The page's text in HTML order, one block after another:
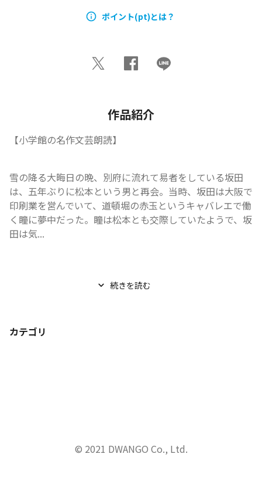
ポイント(pt)とは？
作品紹介
【小学館の名作文芸朗読】
雪の降る大晦日の晩、別府に流れて易者をしている坂田
は、五年ぶりに松本という男と再会。当時、坂田は大阪で
印刷業を営んでいて、道頓堀の赤玉というキャバレエで働
く瞳に夢中だった。瞳は松本とも交際していたようで、坂
田は気...
続きを読む
カテゴリ
© 2021 DWANGO Co., Ltd.